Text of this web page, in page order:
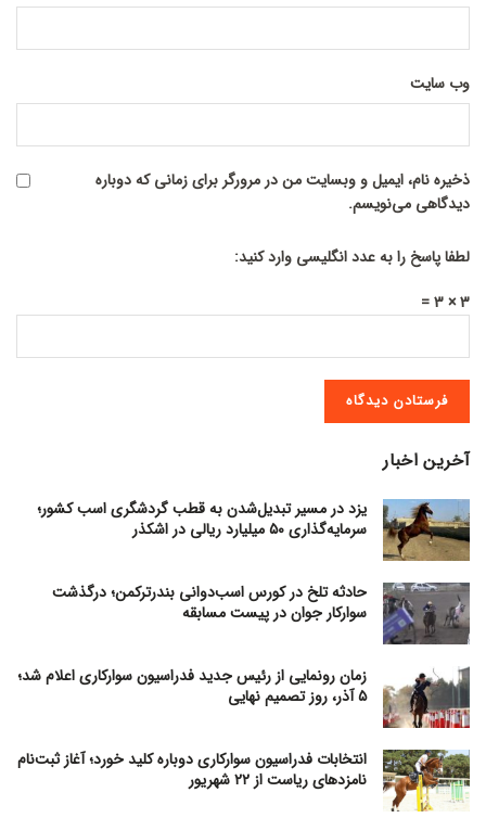
وب‌ سایت
ذخیره نام، ایمیل و وبسایت من در مرورگر برای زمانی که دوباره
دیدگاهی می‌نویسم.
لطفا پاسخ را به عدد انگلیسی وارد کنید:
3 × 3 =
آخرین اخبار
یزد در مسیر تبدیل‌شدن به قطب گردشگری اسب کشور؛
سرمایه‌گذاری ۵۰ میلیارد ریالی در اشکذر
حادثه تلخ در کورس اسب‌دوانی بندرترکمن؛ درگذشت
سوارکار جوان در پیست مسابقه
زمان رونمایی از رئیس جدید فدراسیون سوارکاری اعلام شد؛
۵ آذر، روز تصمیم نهایی
انتخابات فدراسیون سوارکاری دوباره کلید خورد؛ آغاز ثبت‌نام
نامزدهای ریاست از ۲۲ شهریور